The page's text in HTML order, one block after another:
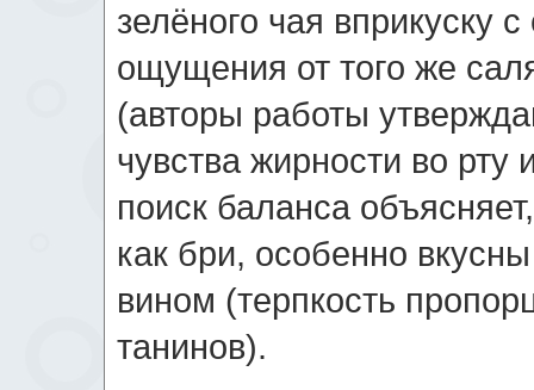
зелёного чая вприкуску
ощущения от того же
(авторы работы
чувства жирности во рту
поиск баланса
как бри, особенно
вином (терпкость
танинов).